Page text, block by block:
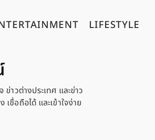
LIFESTYLE
าวต่างประเทศ และข่าว
ชื่อถือได้ และเข้าใจง่าย